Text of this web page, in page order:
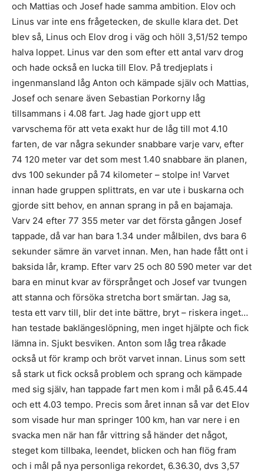
och Mattias och Josef hade samma ambition. Elov och
Linus var inte ens frågetecken, de skulle klara det. Det
blev så, Linus och Elov drog i väg och höll 3,51/52 tempo
halva loppet. Linus var den som efter ett antal varv drog
och hade också en lucka till Elov. På tredjeplats i
ingenmansland låg Anton och kämpade själv och Mattias,
Josef och senare även Sebastian Porkorny låg
tillsammans i 4.08 fart. Jag hade gjort upp ett
varvschema för att veta exakt hur de låg till mot 4.10
farten, de var några sekunder snabbare varje varv, efter
74 120 meter var det som mest 1.40 snabbare än planen,
dvs 100 sekunder på 74 kilometer – stolpe in! Varvet
innan hade gruppen splittrats, en var ute i buskarna och
gjorde sitt behov, en annan sprang in på en bajamaja.
Varv 24 efter 77 355 meter var det första gången Josef
tappade, då var han bara 1.34 under målbilen, dvs bara 6
sekunder sämre än varvet innan. Men, han hade fått ont i
baksida lår, kramp. Efter varv 25 och 80 590 meter var det
bara en minut kvar av försprånget och Josef var tvungen
att stanna och försöka stretcha bort smärtan. Jag sa,
testa ett varv till, blir det inte bättre, bryt – riskera inget…
han testade baklängeslöpning, men inget hjälpte och fick
lämna in. Sjukt besviken. Anton som låg trea råkade
också ut för kramp och bröt varvet innan. Linus som sett
så stark ut fick också problem och sprang och kämpade
med sig själv, han tappade fart men kom i mål på 6.45.44
och ett 4.03 tempo. Precis som året innan så var det Elov
som visade hur man springer 100 km, han var nere i en
svacka men när han får vittring så händer det något,
steget kom tillbaka, leendet, blicken och han flög fram
och i mål på nya personliga rekordet, 6.36.30, dvs 3,57